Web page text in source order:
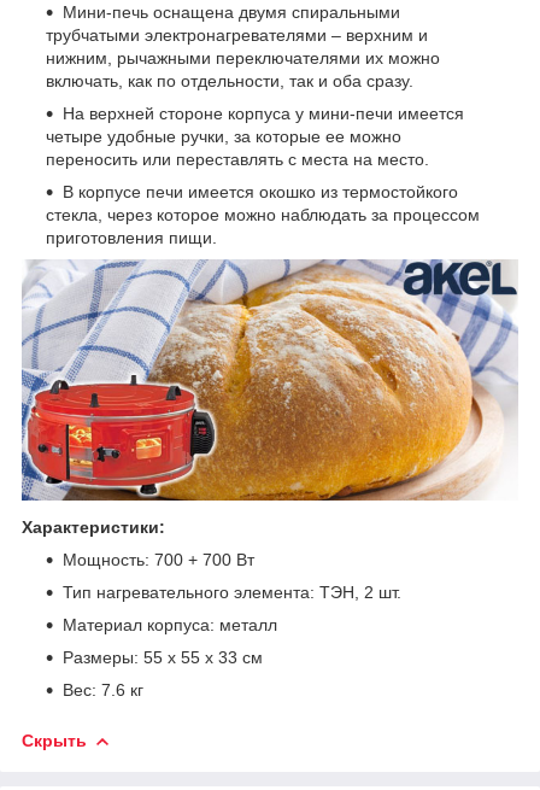
Мини-печь оснащена двумя спиральными
трубчатыми электронагревателями – верхним и
нижним, рычажными переключателями их можно
включать, как по отдельности, так и оба сразу.
На верхней стороне корпуса у мини-печи имеется
четыре удобные ручки, за которые ее можно
переносить или переставлять с места на место.
В корпусе печи имеется окошко из термостойкого
стекла, через которое можно наблюдать за процессом
приготовления пищи.
Характеристики:
Мощность: 700 + 700 Вт
Тип нагревательного элемента: ТЭН, 2 шт.
Материал корпуса: металл
Размеры: 55 х 55 х 33 см
Вес: 7.6 кг
Скрыть